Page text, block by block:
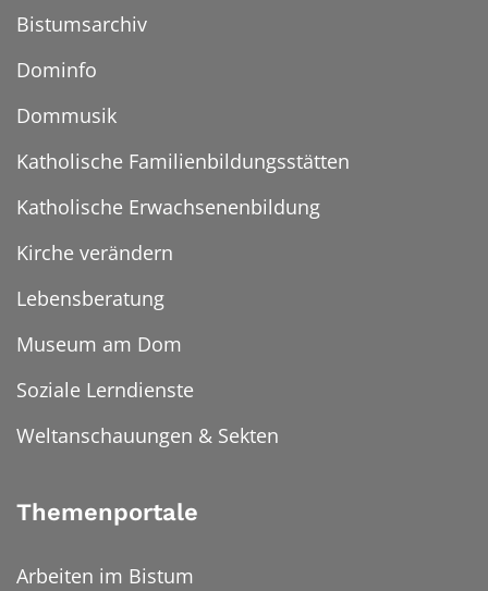
Bistumsarchiv
Dominfo
Dommusik
Katholische Familienbildungsstätten
Katholische Erwachsenenbildung
Kirche verändern
Lebensberatung
Museum am Dom
Soziale Lerndienste
Weltanschauungen & Sekten
Themenportale
Arbeiten im Bistum